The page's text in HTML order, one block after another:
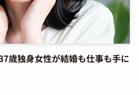
歳独身女性が結婚も仕事も手に